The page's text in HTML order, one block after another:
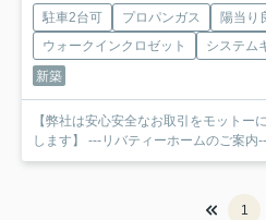
駐車2台可 プロパンガス 陽当り
ウォークインクロゼット
システム
新築
【弊社は安心安全なお取引をモットー
します】 ---リバティーホームのご案
1